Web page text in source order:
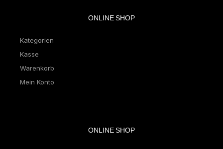
ONLINE SHOP
Kategorien
Kasse
Warenkorb
Mein Konto
ONLINE SHOP